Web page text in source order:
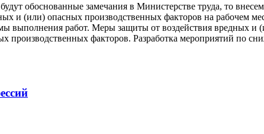
обоснованные замечания в Министерстве труда, то
и (или) опасных производственных факторов на рабочем
выполнения работ. Меры защиты от воздействия вредных и
производственных факторов. Разработка мероприятий по